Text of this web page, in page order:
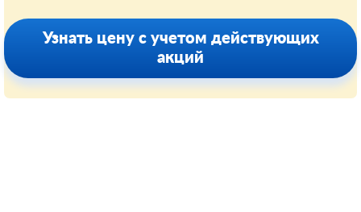
Узнать цену с учетом действующих
акций